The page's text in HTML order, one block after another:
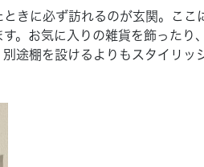
きに必ず訪れるのが玄関。ここ
。お気に入りの雑貨を飾ったり
途棚を設けるよりもスタイリッ